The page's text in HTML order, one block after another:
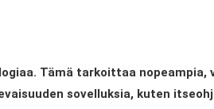
Tämä tarkoittaa
sovelluksia, kuten